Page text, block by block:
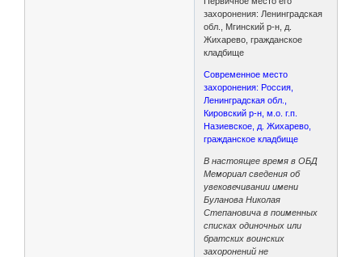
захоронения: Ленинградская
обл., Мгинский р-н, д.
Жихарево, гражданское
кладбище
Современное место
захоронения: Россия,
Ленинградская обл.,
Кировский р-н, м.о. г.п.
Назиевское, д. Жихарево,
гражданское кладбище
В настоящее время в ОБД
Мемориал сведения об
увековечивании имени
Буланова Николая
Степановича в поименных
списках одиночных или
братских воинских
захоронений не